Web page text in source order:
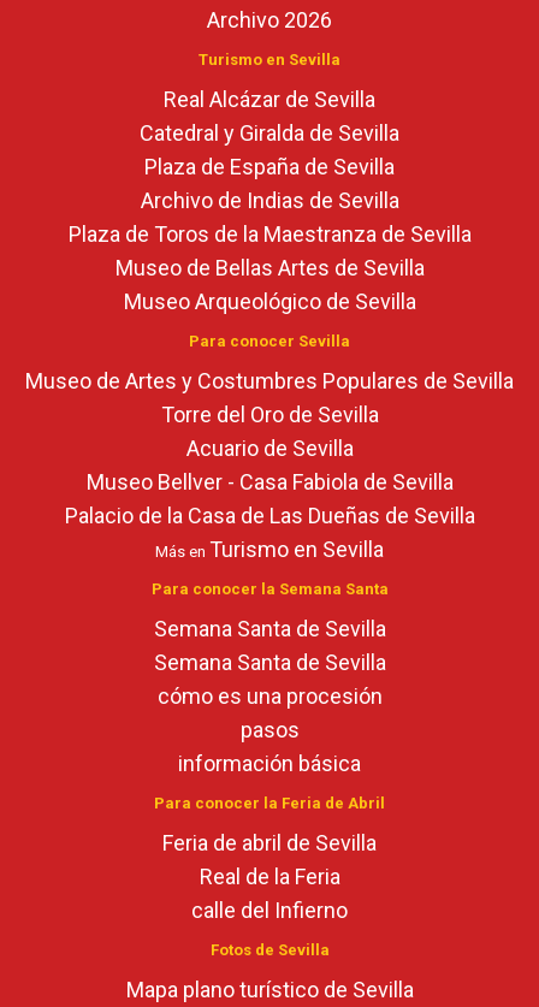
Archivo 2026
Turismo en Sevilla
Real Alcázar de Sevilla
Catedral y Giralda de Sevilla
Plaza de España de Sevilla
Archivo de Indias de Sevilla
Plaza de Toros de la Maestranza de Sevilla
Museo de Bellas Artes de Sevilla
Museo Arqueológico de Sevilla
Para conocer Sevilla
Museo de Artes y Costumbres Populares de Sevilla
Torre del Oro de Sevilla
Acuario de Sevilla
Museo Bellver - Casa Fabiola de Sevilla
Palacio de la Casa de Las Dueñas de Sevilla
Más en Turismo en Sevilla
Para conocer la Semana Santa
Semana Santa de Sevilla
Semana Santa de Sevilla
cómo es una procesión
pasos
información básica
Para conocer la Feria de Abril
Feria de abril de Sevilla
Real de la Feria
calle del Infierno
Fotos de Sevilla
Mapa plano turístico de Sevilla